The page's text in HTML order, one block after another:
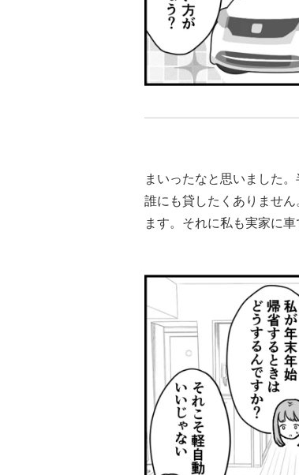
まいったなと思いました
誰にも貸したくありませ
ます。それに私も実家に